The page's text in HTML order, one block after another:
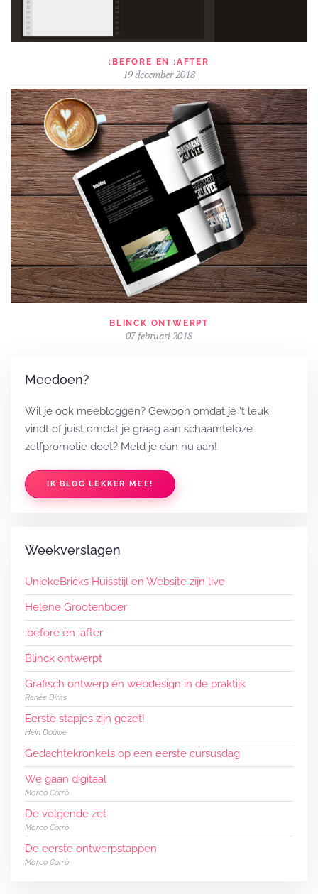
:BEFORE EN :AFTER
19 december 2018
BLINCK ONTWERPT
07 februari 2018
Meedoen?
Wil je ook meebloggen? Gewoon omdat je 't leuk
vindt of juist omdat je graag aan schaamteloze
zelfpromotie doet? Meld je dan nu aan!
IK BLOG LEKKER MEE!
Weekverslagen
UniekeBricks Huisstijl en Website zijn live
Helène Grootenboer
:before en :after
Blinck ontwerpt
Grafisch ontwerp én webdesign in de praktijk
Renée Dirks
Eerste stapjes zijn gezet!
Hein Douwe
Gedachtekronkels op een eerste cursusdag
We gaan digitaal
Marco Corrò
De volgende zet
Marco Corrò
De eerste ontwerpstappen
Marco Corrò